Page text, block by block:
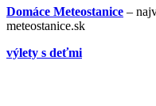
Domáce Meteostanice –
meteostanice.sk
výlety s deťmi